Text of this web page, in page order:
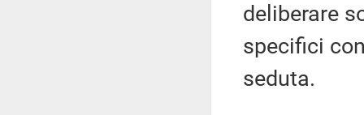
deliberare
specifici
seduta.